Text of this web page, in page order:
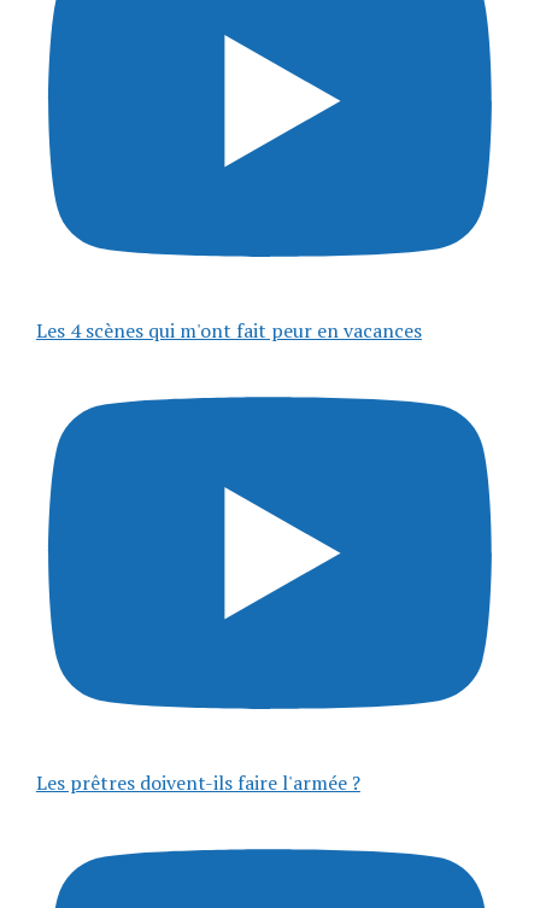
Les 4 scènes qui m'ont fait peur en vacances
Les prêtres doivent-ils faire l'armée ?